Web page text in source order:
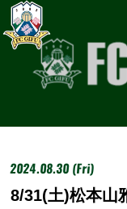
2024.08.30 (Fri)
8/31(土)松本山